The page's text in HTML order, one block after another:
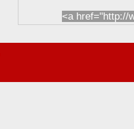
<a href="http://